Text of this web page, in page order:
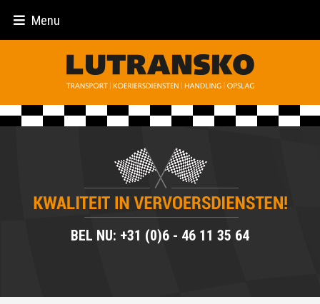
Menu
BEL NU: +31 (0)6 - 46 11 35 64